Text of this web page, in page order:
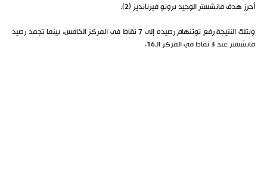
أحرز هدف مانشستر الوحيد برونو فيرنانديز (2).
وبتلك النتيجة رفع توتنهام رصيده إلى 7 نقاط في المركز الخامس، بينما تجمد رصيد
مانشستر عند 3 نقاط في المركز الـ16.